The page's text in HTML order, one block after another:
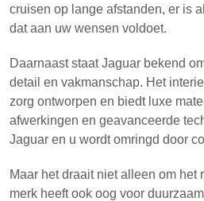
cruisen op lange afstanden, er is
dat aan uw wensen voldoet.
Daarnaast staat Jaguar bekend
detail en vakmanschap. Het
zorg ontworpen en biedt luxe
afwerkingen en geavanceerde
Jaguar en u wordt omringd door
Maar het draait niet alleen om het
merk heeft ook oog voor